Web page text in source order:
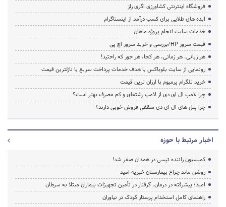
فروشگاه اینترنتی کشاورزی اگری راز
ایده های طلایی برای کسب درآمد از اینستاگرام
خدمات سایت انجام پروژه ماهان
قیمت سرور HP/بررسی و خرید سرور اچ پی
هر زبانی، هر زمانی، هر کجا، هر جور که راحتید!
رونمایی از سایت بلوباکس با هدف خدمات پرداخت سریع با نازلترین قیمت
خرید تلگرام پرمیوم با ارزان ترین قیمت
چرا لامپ ال ای دی از لامپ رشته‌ای و کم مصرف بهتر است؟
چرا پنل های ال ای دی سقفی فروش خوبی دارند؟
اخبار مرتبط با حوزه
کمیسیون راننده تپسی در همدان صفر شد!
روشن ماند چراغ بیمارستان خیریه امید
امید؛ پیشرفته در درمان، گرفتار در تأمین تجهیزات بیماران مبتلا به سرطان
راهنمای کامل استخدام پرستار کودک در نیاوران